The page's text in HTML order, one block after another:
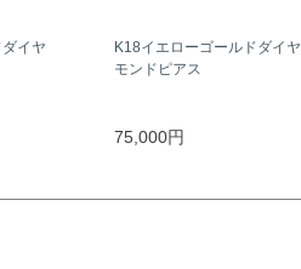
イヤ
K18イエローゴールドダイヤ
モンドピアス
75,000円